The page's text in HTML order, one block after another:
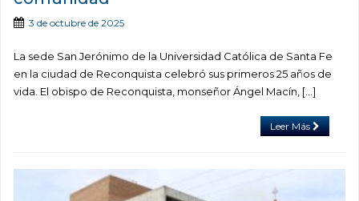
3 de octubre de 2025
La sede San Jerónimo de la Universidad Católica de Santa Fe
en la ciudad de Reconquista celebró sus primeros 25 años de
vida. El obispo de Reconquista, monseñor Ángel Macín, […]
Leer Más